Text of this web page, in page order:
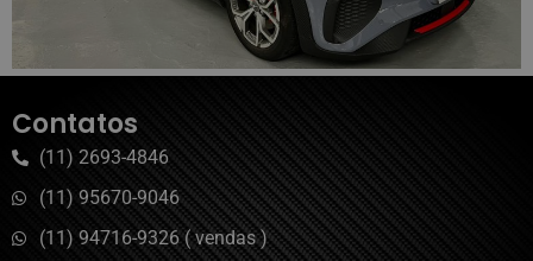
Contatos
(11) 2693-4846
(11) 95670-9046
(11) 94716-9326 ( vendas )